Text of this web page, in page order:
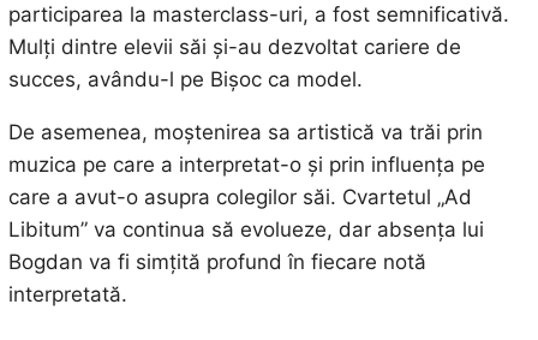
participarea la masterclass-uri, a fost semnificativă.
Mulți dintre elevii săi și-au dezvoltat cariere de
succes, avându-l pe Bișoc ca model.
De asemenea, moștenirea sa artistică va trăi prin
muzica pe care a interpretat-o și prin influența pe
care a avut-o asupra colegilor săi. Cvartetul „Ad
Libitum” va continua să evolueze, dar absența lui
Bogdan va fi simțită profund în fiecare notă
interpretată.